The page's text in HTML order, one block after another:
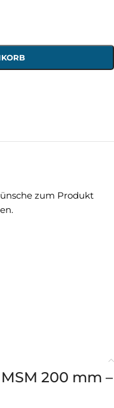
zum Produkt
200 mm –